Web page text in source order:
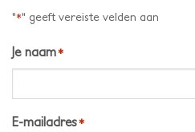
"*" geeft vereiste velden aan
Je naam*
E-mailadres*